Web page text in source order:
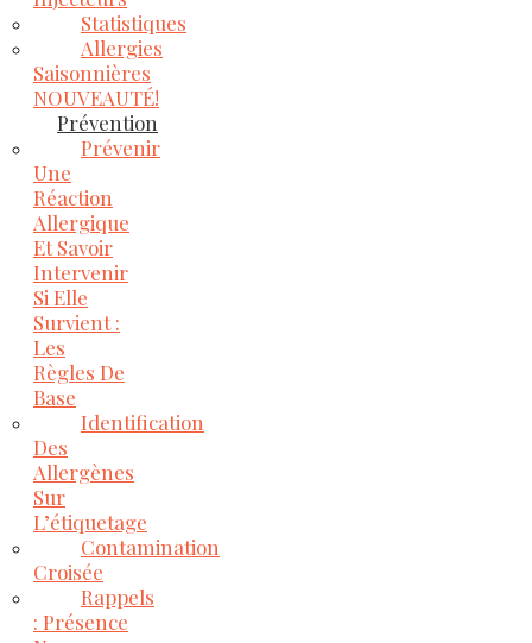
Statistiques
Allergies
Saisonnières
NOUVEAUTÉ!
Prévention
Prévenir
Une
Réaction
Allergique
Et Savoir
Intervenir
Si Elle
Survient :
Les
Règles De
Base
Identification
Des
Allergènes
Sur
L’étiquetage
Contamination
Croisée
Rappels
: Présence